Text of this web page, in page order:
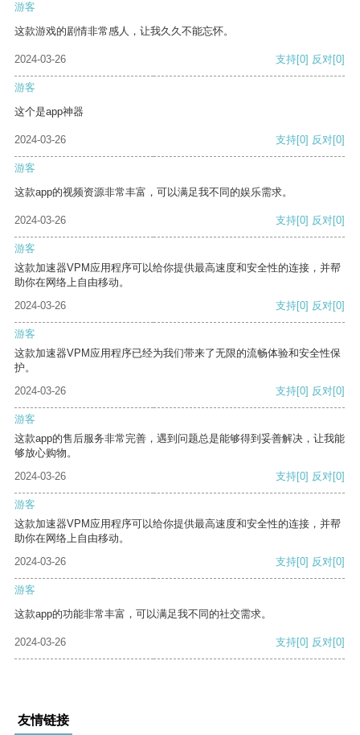
游客
这款游戏的剧情非常感人，让我久久不能忘怀。
2024-03-26 支持[0] 反对[0]
游客
这个是app神器
2024-03-26 支持[0] 反对[0]
游客
这款app的视频资源非常丰富，可以满足我不同的娱乐需求。
2024-03-26 支持[0] 反对[0]
游客
这款加速器VPM应用程序可以给你提供最高速度和安全性的连接，并帮
助你在网络上自由移动。
2024-03-26
支持[0] 反对[0]
游客
这款加速器VPM应用程序已经为我们带来了无限的流畅体验和安全性保
护。
2024-03-26
支持[0] 反对[0]
游客
这款app的售后服务非常完善，遇到问题总是能够得到妥善解决，让我能
够放心购物。
2024-03-26
支持[0] 反对[0]
游客
这款加速器VPM应用程序可以给你提供最高速度和安全性的连接，并帮
助你在网络上自由移动。
2024-03-26
支持[0] 反对[0]
游客
这款app的功能非常丰富，可以满足我不同的社交需求。
2024-03-26 支持[0] 反对[0]
友情链接